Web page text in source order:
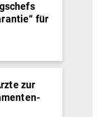
für
zur